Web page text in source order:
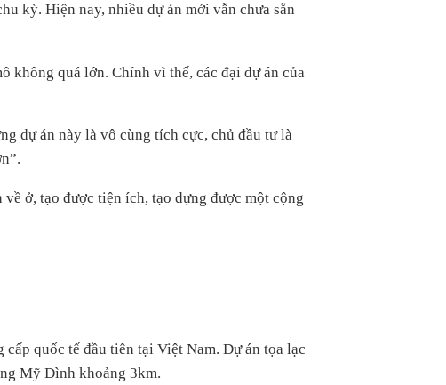
kỳ. Hiện nay, nhiều dự án mới vẫn chưa sẵn
không quá lớn. Chính vì thế, các đại dự án của
dự án này là vô cùng tích cực, chủ đầu tư là
ở, tạo được tiện ích, tạo dựng được một cộng
quốc tế đầu tiên tại Việt Nam. Dự án tọa lạc
Mỹ Đình khoảng 3km.